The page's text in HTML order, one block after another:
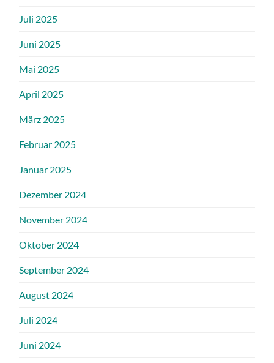
Juli 2025
Juni 2025
Mai 2025
April 2025
März 2025
Februar 2025
Januar 2025
Dezember 2024
November 2024
Oktober 2024
September 2024
August 2024
Juli 2024
Juni 2024